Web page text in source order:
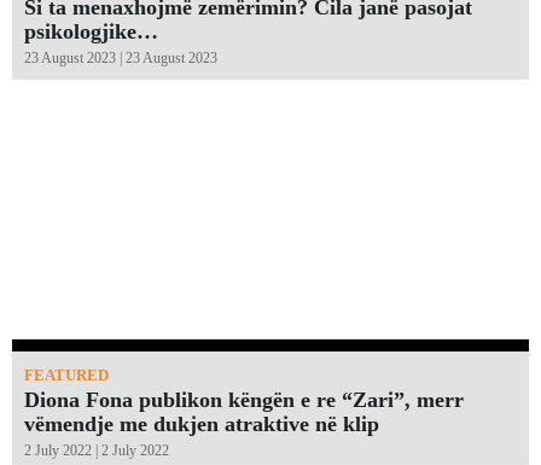
Si ta menaxhojmë zemërimin? Cila janë pasojat
psikologjike…
23 August 2023 | 23 August 2023
FEATURED
Diona Fona publikon këngën e re “Zari”, merr
vëmendje me dukjen atraktive në klip
2 July 2022 | 2 July 2022